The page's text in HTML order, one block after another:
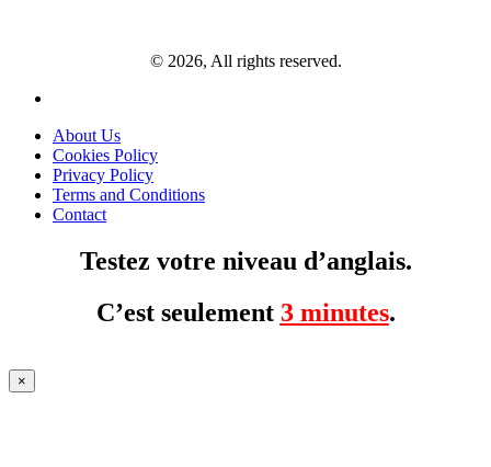
© 2026, All rights reserved.
About Us
Cookies Policy
Privacy Policy
Terms and Conditions
Contact
Testez votre niveau d’anglais.
C’est seulement 3 minutes.
×